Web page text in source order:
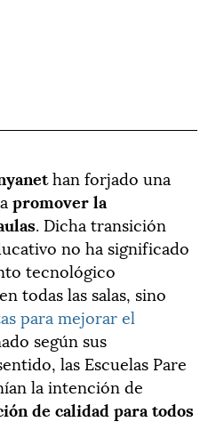
han forjado una
promover la
. Dicha transición
no ha significado
tecnológico
todas las salas, sino
para mejorar el
según sus
las Escuelas Pare
la intención de
de calidad para todos